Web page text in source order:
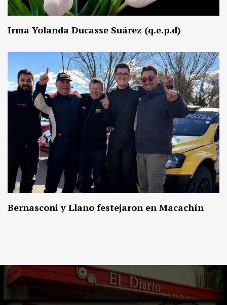
Irma Yolanda Ducasse Suárez (q.e.p.d)
Bernasconi y Llano festejaron en Macachín